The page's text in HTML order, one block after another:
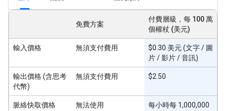
免費方案
付費層級，每 100 萬
個權杖 (美元)
輸入價格 無須支付費用
$0.30 美元 (文字 / 圖
片 / 影片 / 音訊)
輸出價格 (含思考
代幣)
無須支付費用 $2.50
脈絡快取價格 無法使用
每小時每 1,000,000